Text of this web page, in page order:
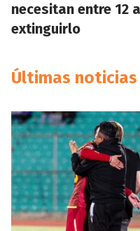
necesitan entre 12
extinguirlo
Últimas noticias